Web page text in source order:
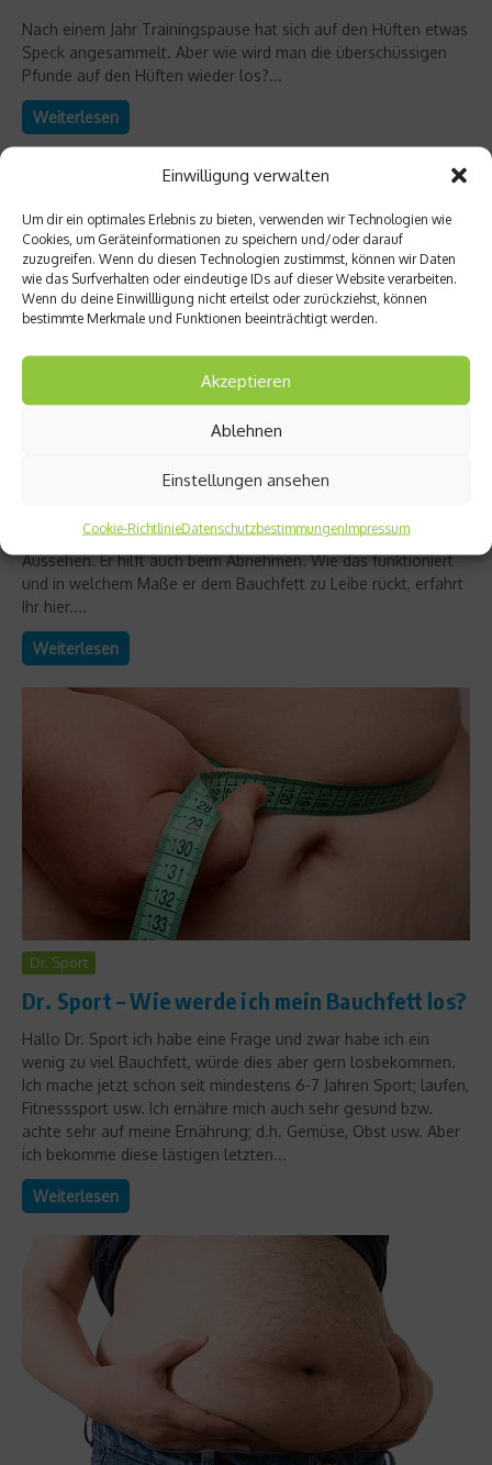
Einwilligung verwalten
Um dir ein optimales Erlebnis zu bieten, verwenden wir Technologien wie
Cookies, um Geräteinformationen zu speichern und/oder darauf
zuzugreifen. Wenn du diesen Technologien zustimmst, können wir Daten
wie das Surfverhalten oder eindeutige IDs auf dieser Website verarbeiten.
Wenn du deine Einwillligung nicht erteilst oder zurückziehst, können
bestimmte Merkmale und Funktionen beeinträchtigt werden.
Akzeptieren
Ablehnen
Einstellungen ansehen
Cookie-RichtlinieDatenschutzbestimmungenImpressum
Nach einem Jahr Trainingspause hat sich auf den Hüften etwas
Speck angesammelt. Aber wie wird man die überschüssigen
Pfunde auf den Hüften wieder los?...
Weiterlesen
Mit Grünem Tee dem Bauchfett zu Leibe
Grüner Tee belebt nicht nur und verleiht der Haut ein frischeres
Aussehen. Er hilft auch beim Abnehmen. Wie das funktioniert
und in welchem Maße er dem Bauchfett zu Leibe rückt, erfahrt
Ihr hier....
Weiterlesen
Dr. Sport
Dr. Sport – Wie werde ich mein Bauchfett los?
Hallo Dr. Sport ich habe eine Frage und zwar habe ich ein
wenig zu viel Bauchfett, würde dies aber gern losbekommen.
Ich mache jetzt schon seit mindestens 6-7 Jahren Sport; laufen,
Fitnesssport usw. Ich ernähre mich auch sehr gesund bzw.
achte sehr auf meine Ernährung; d.h. Gemüse, Obst usw. Aber
ich bekomme diese lästigen letzten...
Weiterlesen